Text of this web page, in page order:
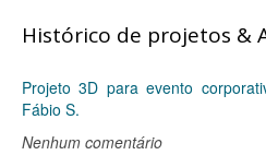
Histórico de projetos &
Projeto 3D para evento
Fábio S.
Nenhum comentário